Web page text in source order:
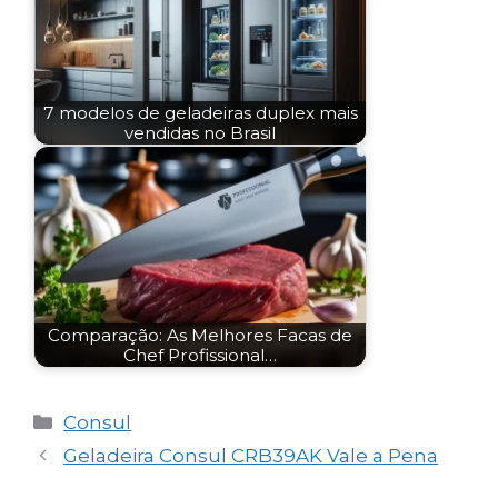
7 modelos de geladeiras duplex mais
vendidas no Brasil
Comparação: As Melhores Facas de
Chef Profissional…
Categorias
Consul
Geladeira Consul CRB39AK Vale a Pena